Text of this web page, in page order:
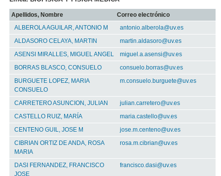
Apellidos, Nombre
Correo electrónico
ALBEROLA AGUILAR, ANTONIO M
antonio.alberola@uv.es
ALDASORO CELAYA, MARTIN
martin.aldasoro@uv.es
ASENSI MIRALLES, MIGUEL ANGEL
miguel.a.asensi@uv.es
BORRAS BLASCO, CONSUELO
consuelo.borras@uv.es
BURGUETE LOPEZ, MARIA
CONSUELO
m.consuelo.burguete@uv.es
CARRETERO ASUNCION, JULIAN
julian.carretero@uv.es
CASTELLO RUIZ, MARÍA
maria.castello@uv.es
CENTENO GUIL, JOSE M
jose.m.centeno@uv.es
CIBRIAN ORTIZ DE ANDA, ROSA
MARIA
rosa.m.cibrian@uv.es
DASI FERNANDEZ, FRANCISCO
JOSE
francisco.dasi@uv.es